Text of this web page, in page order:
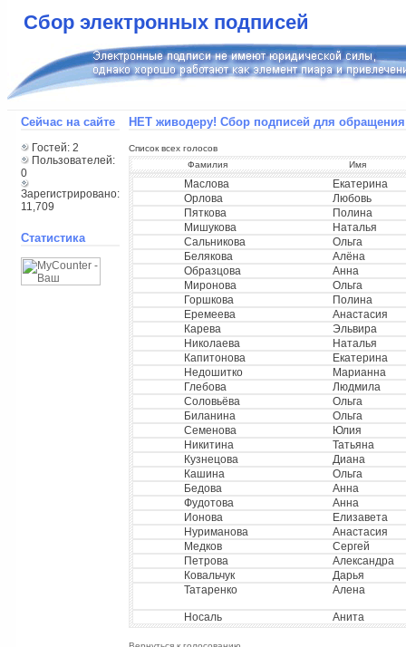
Сбор электронных подписей
Сейчас на сайте
Гостей: 2
Пользователей:
0
Зарегистрировано:
11,709
Статистика
НЕТ живодеру! Сбор подписей для обращения
Список всех голосов
Фамилия
Имя
Маслова
Екатерина
Орлова
Любовь
Пяткова
Полина
Мишукова
Наталья
Сальникова
Ольга
Белякова
Алёна
Образцова
Анна
Миронова
Ольга
Горшкова
Полина
Еремеева
Анастасия
Карева
Эльвира
Николаева
Наталья
Капитонова
Екатерина
Недошитко
Марианна
Глебова
Людмила
Соловьёва
Ольга
Биланина
Ольга
Семенова
Юлия
Никитина
Татьяна
Кузнецова
Диана
Кашина
Ольга
Бедова
Анна
Фудотова
Анна
Ионова
Елизавета
Нуриманова
Анастасия
Медков
Сергей
Петрова
Александра
Ковальчук
Дарья
Татаренко
Алена
Носаль Анита